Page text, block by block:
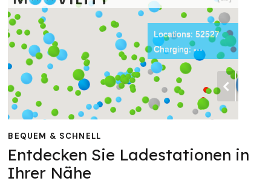
BEQUEM & SCHNELL
Entdecken Sie Ladestationen in
Ihrer Nähe